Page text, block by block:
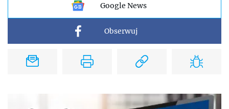
Google News
Obserwuj